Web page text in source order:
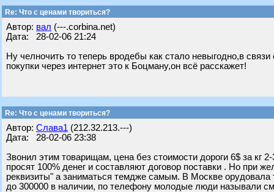
Re: Что с ценами твориться?
Автор: вал (---.corbina.net)
Дата: 28-02-06 21:24
Ну челночить то теперь вродебы как стало невыгодно,в
покупки через интернет это к Боцману,он всё расскажет!
Re: Что с ценами твориться?
Автор: Слава1 (212.32.213.---)
Дата: 28-02-06 23:38
Звонил этим товарищам, цена без стоимости дороги 6$ за кг
просят 100% денег и составляют договор поставки . Но при
реквизиты" а заниматься темдже самым. В Москве орудовала
до 300000 в наличии, по телефону молодые люди называли